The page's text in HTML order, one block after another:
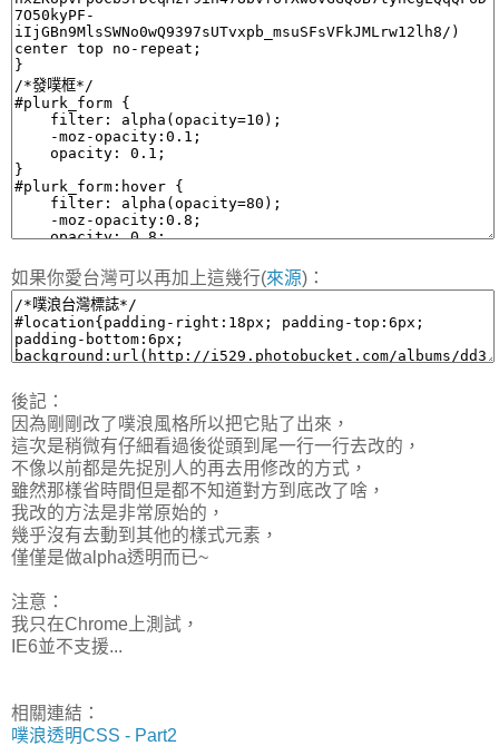
如果你愛台灣可以再加上這幾行(來源)：
後記：
因為剛剛改了噗浪風格所以把它貼了出來，
這次是稍微有仔細看過後從頭到尾一行一行去改的，
不像以前都是先捉別人的再去用修改的方式，
雖然那樣省時間但是都不知道對方到底改了啥，
我改的方法是非常原始的，
幾乎沒有去動到其他的樣式元素，
僅僅是做alpha透明而已~
注意：
我只在Chrome上測試，
IE6並不支援...
相關連結：
噗浪透明CSS - Part2